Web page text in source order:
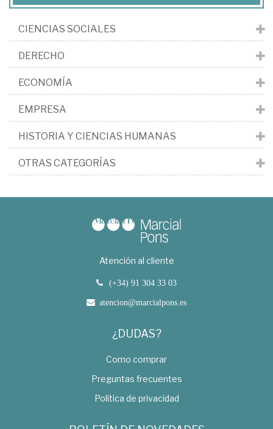
CIENCIAS SOCIALES
DERECHO
ECONOMÍA
EMPRESA
HISTORIA Y CIENCIAS HUMANAS
OTRAS CATEGORÍAS
Atención al cliente
(+34) 91 304 33 03
atencion@marcialpons.es
¿DUDAS?
Como comprar
Preguntas frecuentes
Política de privacidad